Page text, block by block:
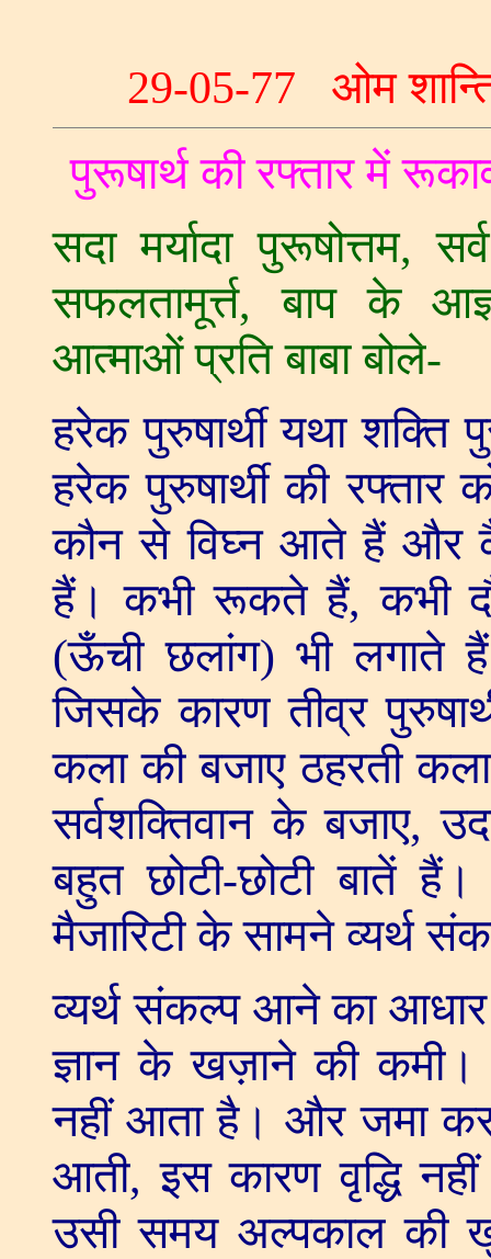
29-05-77
ओम
पुरूषार्थ की रफ्तार में
सदा मर्यादा पुरूषोत्तम,
सफलतामूर्त्त,बाप के
आत्माओं प्रति बाबा बोले-
हरेक पुरुषार्थी यथा शक्ति
हरेक पुरुषार्थी की रफ्तार
कौन से विघ्न आते हैं और
हैं। कभी रूकते हैं,कभी
(ऊँची छलांग) भी लगाते
जिसके कारण तीव्र
कला की बजाए ठहरती
सर्वशक्तिवान के बजाए,
बहुत छोटी-छोटी बातें
मैजारिटी के सामने व्यर्थ
व्यर्थ संकल्प आने का
ज्ञान के खज़ाने की
नहीं आता है। और जमा
आती,इस कारण वृद्धि
उसी समय अल्पकाल की